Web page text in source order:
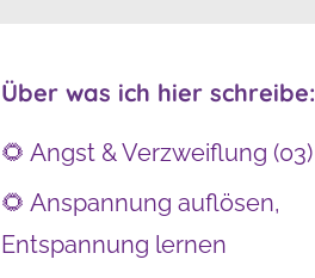
Über was ich hier schreibe:
🌻 Angst & Verzweiflung (03)
🌻 Anspannung auflösen,
Entspannung lernen